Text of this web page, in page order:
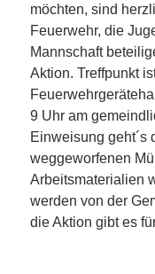
möchten, sind
Feuerwehr, die
Mannschaft
Aktion. Treffpunkt
9 Uhr am
Einweisung geht´s
weggeworfenen
Arbeitsmaterialien
werden von der
die Aktion gibt es